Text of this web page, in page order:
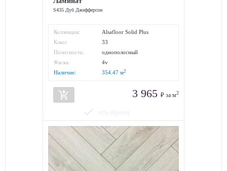
S435 Дуб Джефферсон
Коллекция:
Alsafloor Solid Plus
Класс
износостойкости:
33
Полосность:
однополосный
Фаска:
4v
Наличие:
354.47 м2
add_shopping_cart 3 965 ₽ за м2